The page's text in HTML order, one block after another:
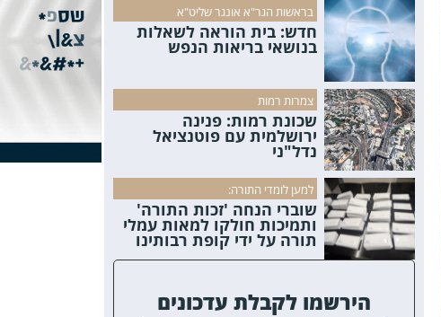
בראשות הגר"א אונגר שליט"א
חדש: בית הוראה לשאלות
בנושאי בריאות הנפש
צמרות רמות
שכונת רמות: פנינה
ירושלמית עם פוטנציאל
נדל"ני
למען לומדי התורה:
שוברי הנחה 'זכות התורה'
ותמיכות חולקו למאות עמלי
תורה על ידי קופת רבותינו
הירשמו לקבלת עדכונים